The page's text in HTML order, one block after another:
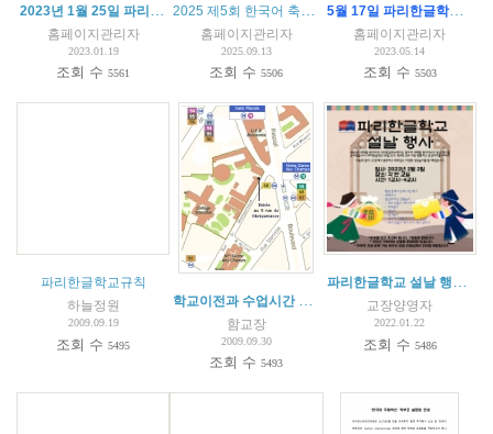
(1)
홈페이지관리자
2023.01.19
조회 수5561
홈페이지관리자
2025.09.13
조회 수5506
5월 17일 파리한글학교 놀이 한마당
홈페이지관리자
2023.05.14
조회 수 5503
파리한글학교규칙
하늘정원
2009.09.19
조회 수5495
함교장
2009.09.30
조회 수5493
파리한글학교 설날 행사 안내(2022.02.02)
교장양영자
2022.01.22
조회 수 5486